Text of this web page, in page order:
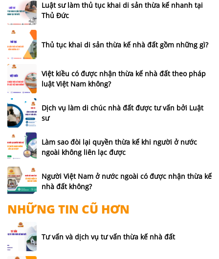
Luật sư làm thủ tục khai di sản thừa kế nhanh tại
Thủ Đức
Thủ tục khai di sản thừa kế nhà đất gồm những gì?
Việt kiều có được nhận thừa kế nhà đất theo pháp
luật Việt Nam không?
Dịch vụ làm di chúc nhà đất được tư vấn bởi Luật
sư
Làm sao đòi lại quyền thừa kế khi người ở nước
ngoài không liên lạc được
Người Việt Nam ở nước ngoài có được nhận thừa kế
nhà đất không?
NHỮNG TIN CŨ HƠN
Tư vấn và dịch vụ tư vấn thừa kế nhà đất